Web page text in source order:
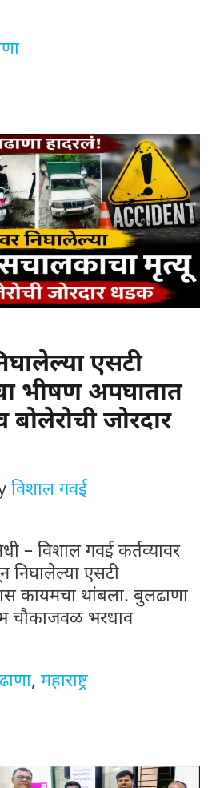
एसटी
भीषण अपघातात
जोरदार
विशाल गवई
– विशाल गवई कर्तव्यावर
निघालेल्या एसटी
कायमचा थांबला. बुलढाणा
चौकाजवळ भरधाव
,महाराष्ट्र